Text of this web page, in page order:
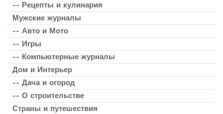
-- Рецепты и кулинария
Мужские журналы
-- Авто и Мото
-- Игры
-- Компьютерные журналы
Дом и Интерьер
-- Дача и огород
-- О строительстве
Страны и путешествия